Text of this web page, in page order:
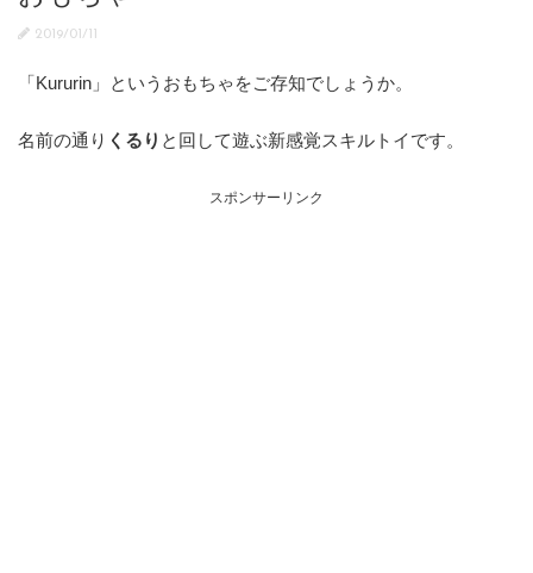
2019/01/11
「Kururin」というおもちゃをご存知でしょうか。
名前の通り くるり と回して遊ぶ新感覚スキルトイです。
スポンサーリンク